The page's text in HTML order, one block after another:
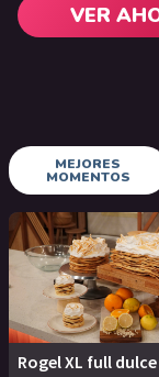
VER
MEJORES
MOMENTOS
Rogel XL full